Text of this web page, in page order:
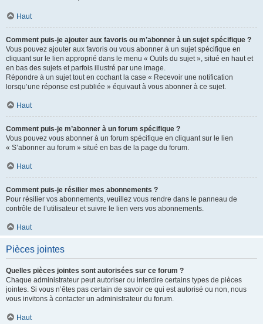
Haut
Comment puis-je ajouter aux favoris ou m’abonner à un sujet spécifique ?
Vous pouvez ajouter aux favoris ou vous abonner à un sujet spécifique en
cliquant sur le lien approprié dans le menu « Outils du sujet », situé en haut et
en bas des sujets et parfois illustré par une image.
Répondre à un sujet tout en cochant la case « Recevoir une notification
lorsqu’une réponse est publiée » équivaut à vous abonner à ce sujet.
Haut
Comment puis-je m’abonner à un forum spécifique ?
Vous pouvez vous abonner à un forum spécifique en cliquant sur le lien
« S’abonner au forum » situé en bas de la page du forum.
Haut
Comment puis-je résilier mes abonnements ?
Pour résilier vos abonnements, veuillez vous rendre dans le panneau de
contrôle de l’utilisateur et suivre le lien vers vos abonnements.
Haut
Pièces jointes
Quelles pièces jointes sont autorisées sur ce forum ?
Chaque administrateur peut autoriser ou interdire certains types de pièces
jointes. Si vous n’êtes pas certain de savoir ce qui est autorisé ou non, nous
vous invitons à contacter un administrateur du forum.
Haut